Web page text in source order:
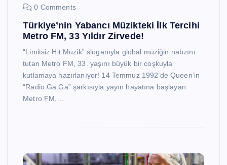
0 Comments
Türkiye’nin Yabancı Müzikteki İlk Tercihi
Metro FM, 33 Yıldır Zirvede!
“Limitsiz Hit Müzik” sloganıyla global müziğin nabzını
tutan Metro FM, 33. yaşını büyük bir coşkuyla
kutlamaya hazırlanıyor! 14 Temmuz 1992’de Queen’in
“Radio Ga Ga” şarkısıyla yayın hayatına başlayan
Metro FM,…